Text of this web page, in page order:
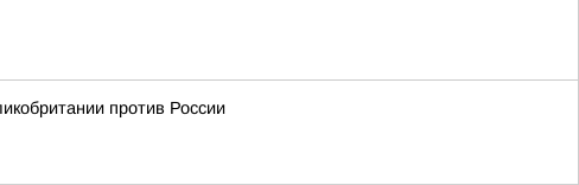
против России